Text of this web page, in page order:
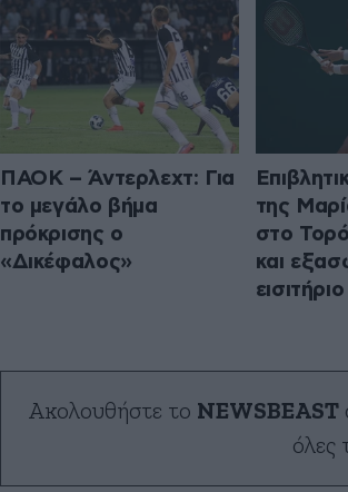
ΠΑΟΚ – Άντερλεχτ: Για
το μεγάλο βήμα
πρόκρισης ο
«Δικέφαλος»
της
στο
και
Ακολουθήστε το NEWSBEAST
όλες